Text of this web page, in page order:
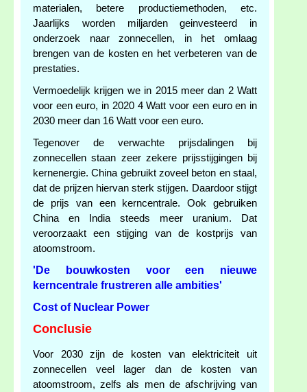
materialen, betere productiemethoden, etc.
Jaarlijks worden miljarden geinvesteerd in
onderzoek naar zonnecellen, in het omlaag
brengen van de kosten en het verbeteren van de
prestaties.
Vermoedelijk krijgen we in 2015 meer dan 2 Watt
voor een euro, in 2020 4 Watt voor een euro en in
2030 meer dan 16 Watt voor een euro.
Tegenover de verwachte prijsdalingen bij
zonnecellen staan zeer zekere prijsstijgingen bij
kernenergie. China gebruikt zoveel beton en staal,
dat de prijzen hiervan sterk stijgen. Daardoor stijgt
de prijs van een kerncentrale. Ook gebruiken
China en India steeds meer uranium. Dat
veroorzaakt een stijging van de kostprijs van
atoomstroom.
'De bouwkosten voor een nieuwe
kerncentrale frustreren alle ambities'
Cost of Nuclear Power
Conclusie
Voor 2030 zijn de kosten van elektriciteit uit
zonnecellen veel lager dan de kosten van
atoomstroom, zelfs als men de afschrijving van